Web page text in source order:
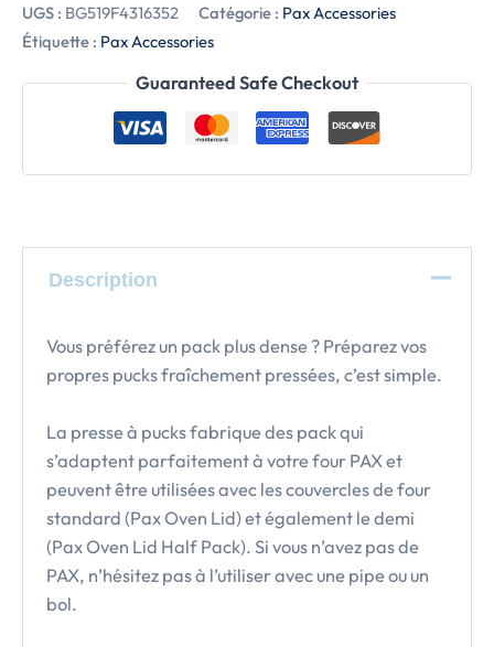
UGS : BG519F4316352 Catégorie : Pax Accessories
Étiquette : Pax Accessories
Guaranteed Safe Checkout
Description
Vous préférez un pack plus dense ? Préparez vos
propres pucks fraîchement pressées, c’est simple.
La presse à pucks fabrique des pack qui
s’adaptent parfaitement à votre four PAX et
peuvent être utilisées avec les couvercles de four
standard (Pax Oven Lid) et également le demi
(Pax Oven Lid Half Pack). Si vous n’avez pas de
PAX, n’hésitez pas à l’utiliser avec une pipe ou un
bol.